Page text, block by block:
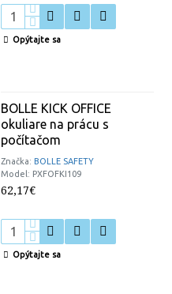
Opýtajte sa
Značka: BOLLE SAFETY
Model: PXFOFKI109
BOLLE KICK OFFICE
okuliare na prácu s
počítačom
62,17€
Opýtajte sa